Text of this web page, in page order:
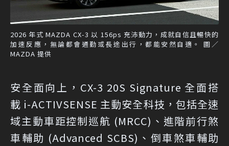
2026 年式 MAZDA CX-3 以 156ps 充沛動力，成就自信且暢快的
加速反應，無論都會通勤或長途出行，都能安然自適。 圖／
MAZDA 提供
安全面向上，CX-3 20S Signature 全面搭
載 i-ACTIVSENSE 主動安全科技，包括全速
域主動車距控制巡航 (MRCC)、進階前行煞
車輔助 (Advanced SCBS)、倒車煞車輔助